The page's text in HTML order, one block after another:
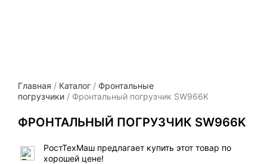
Главная / Каталог / Фронтальные
погрузчики / Фронтальный погрузчик SW966K
ФРОНТАЛЬНЫЙ ПОГРУЗЧИК SW966K
РостТехМаш предлагает купить этот товар по
хорошей цене!